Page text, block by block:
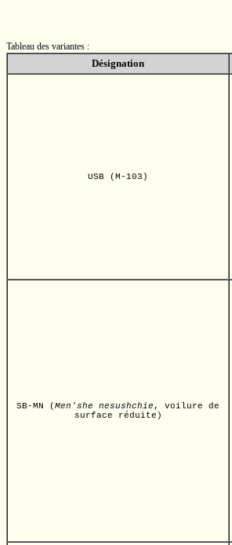
Tableau des variantes :
Désignation
USB (M-103)
SB-MN (Men'she nesushchie ,
voilure de
surface réduite)